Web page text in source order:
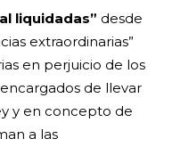
liquidadas” desde
extraordinarias”
en perjuicio de los
de llevar
y en concepto de
a las